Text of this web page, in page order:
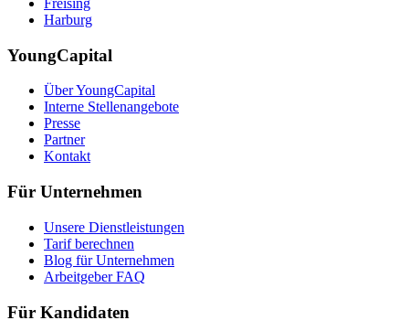
Freising
Harburg
YoungCapital
Über YoungCapital
Interne Stellenangebote
Presse
Partner
Kontakt
Für Unternehmen
Unsere Dienstleistungen
Tarif berechnen
Blog für Unternehmen
Arbeitgeber FAQ
Für Kandidaten